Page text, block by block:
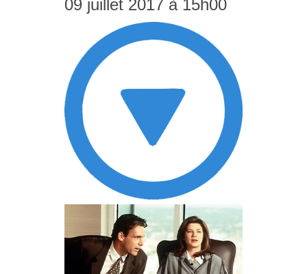
09 juillet 2017 à 15h00